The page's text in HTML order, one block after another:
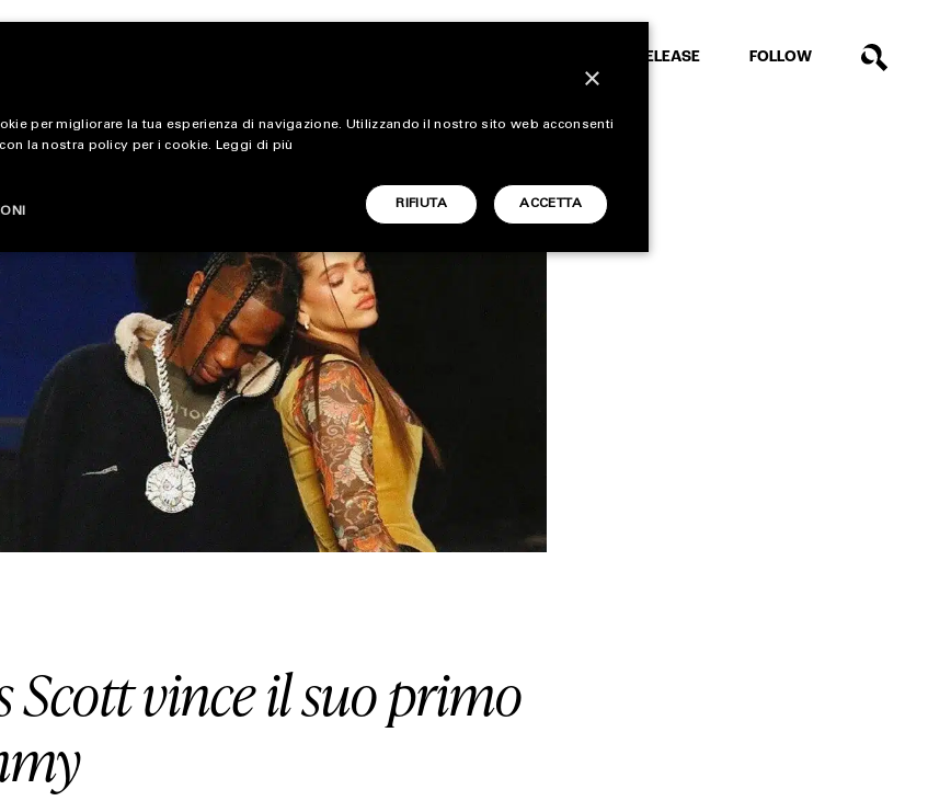
CARICA ALTRI
RELEASE FOLLOW
ALL EXTRA
ART & DESIGN
CINEMA
FOOD & BEVERAGE
HOUSE
MOTORS
Scott vince il suo primo
×
per migliorare la tua esperienza di navigazione. Utilizzando il nostro sito web acconsenti
la nostra policy per i cookie. Leggi di più
ACCETTA
RIFIUTA